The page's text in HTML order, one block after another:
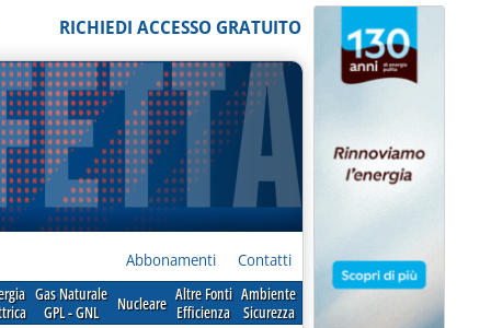
RICHIEDI ACCESSO GRATUITO
Abbonamenti Contatti
Gas Naturale
GPL - GNL
Nucleare Altre Fonti
Efficienza
Ambiente
Sicurezza